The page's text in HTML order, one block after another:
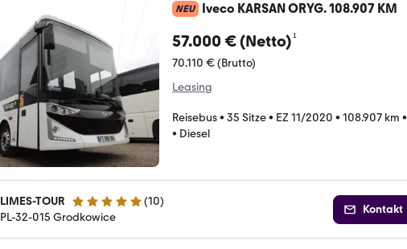
NEU Iveco KARSAN ORYG. 108.907 KM
57.000 € (Netto)¹
70.110 € (Brutto)
Leasing
Reisebus• 35 Sitze• EZ 11/2020 • 108.907 km •
• Diesel
LIMES-TOUR 5 Sterne (10)
PL-32-015 Grodkowice
Kontakt